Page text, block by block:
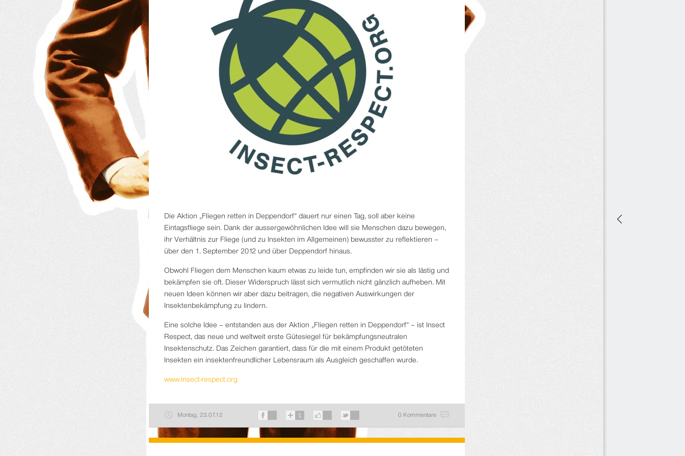
Die Aktion „Fliegen retten in Deppendorf“ dauert nur einen Tag, soll aber keine
Eintagsfliege sein. Dank der aussergewöhnlichen Idee will sie Menschen dazu bewegen,
ihr Verhältnis zur Fliege (und zu Insekten im Allgemeinen) bewusster zu reflektieren –
über den 1. September 2012 und über Deppendorf hinaus.
Obwohl Fliegen dem Menschen kaum etwas zu leide tun, empfinden wir sie als lästig und
bekämpfen sie oft. Dieser Widerspruch lässt sich vermutlich nicht gänzlich aufheben. Mit
neuen Ideen können wir aber dazu beitragen, die negativen Auswirkungen der
Insektenbekämpfung zu lindern.
Eine solche Idee – entstanden aus der Aktion „Fliegen retten in Deppendorf“ – ist Insect
Respect, das neue und weltweit erste Gütesiegel für bekämpfungsneutralen
Insektenschutz. Das Zeichen garantiert, dass für die mit einem Produkt getöteten
Insekten ein insektenfreundlicher Lebensraum als Ausgleich geschaffen wurde.
www.insect-respect.org
Montag, 23.07.12 1 0 Kommentare